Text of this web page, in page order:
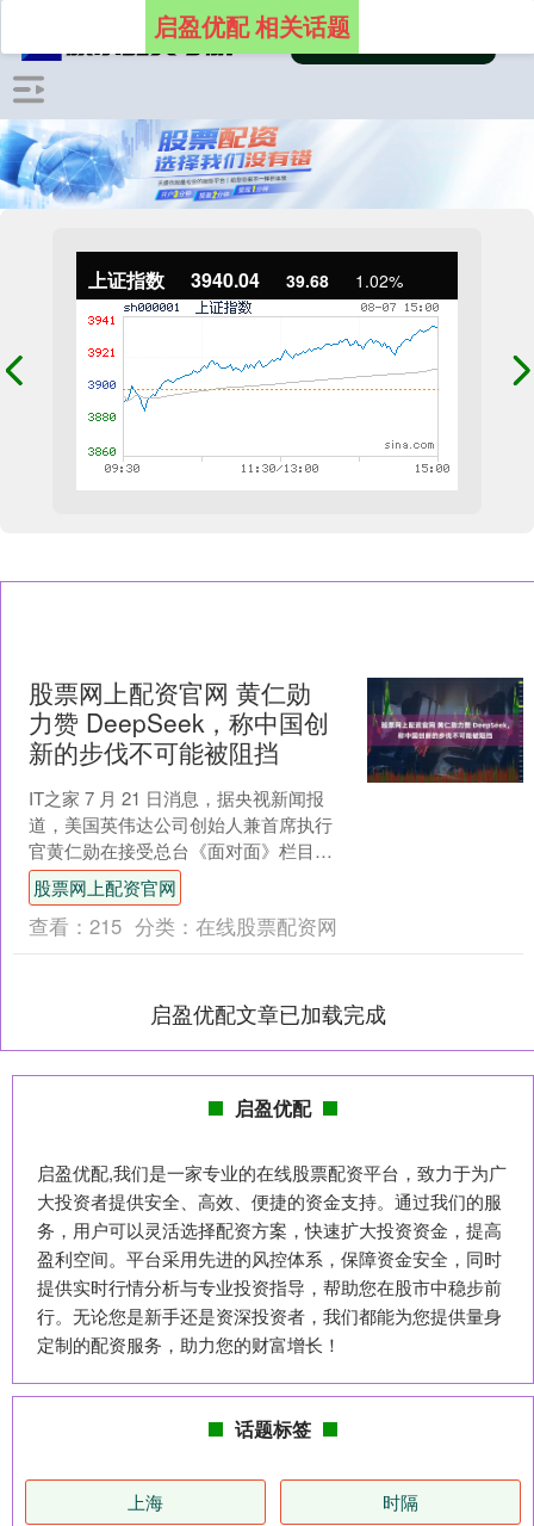
上证指数 3940.04 39.68 1.02%
启盈优配 相关话题
股票网上配资官网 黄仁勋
力赞 DeepSeek，称中国创
新的步伐不可能被阻挡
IT之家 7 月 21 日消息，据央视新闻报
道，美国英伟达公司创始人兼首席执行
官黄仁勋在接受总台《面对面》栏目采
访时力赞了 DeepSeek，并表示 AI 是
一....
股票网上配资官网
查看： 215 分类： 在线股票配资网
启盈优配文章已加载完成
启盈优配
启盈优配,我们是一家专业的在线股票配资平台，致力于为广
大投资者提供安全、高效、便捷的资金支持。通过我们的服
务，用户可以灵活选择配资方案，快速扩大投资资金，提高
盈利空间。平台采用先进的风控体系，保障资金安全，同时
提供实时行情分析与专业投资指导，帮助您在股市中稳步前
行。无论您是新手还是资深投资者，我们都能为您提供量身
定制的配资服务，助力您的财富增长！
话题标签
上海 时隔